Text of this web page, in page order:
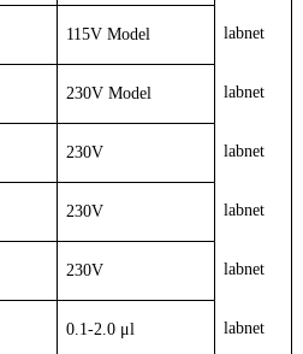
115V Model labnet
230V Model labnet
230V labnet
230V labnet
230V labnet
0.1-2.0 μl labnet